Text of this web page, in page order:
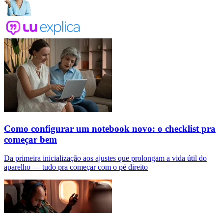
Como configurar um notebook novo: o checklist pra
começar bem
Da primeira inicialização aos ajustes que prolongam a vida útil do
aparelho — tudo pra começar com o pé direito